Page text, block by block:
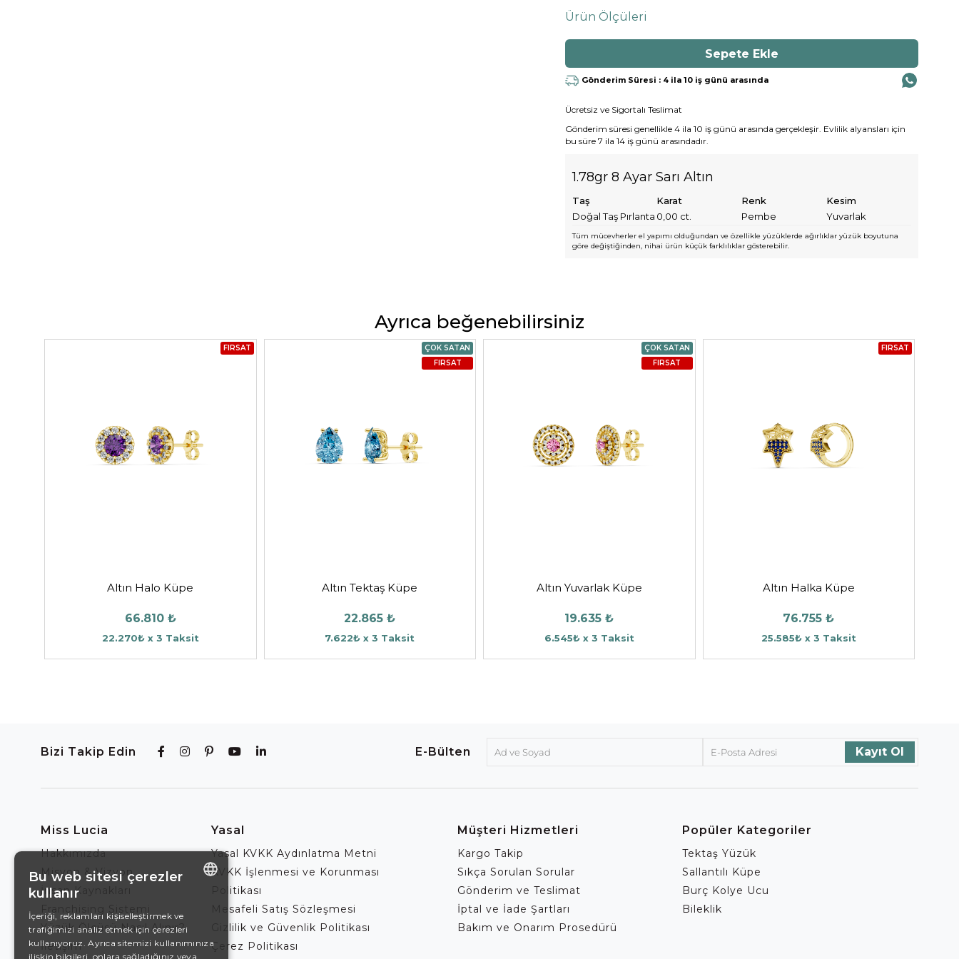
Ürün Ölçüleri
Gönderim Süresi : 4 ila 10 iş günü arasında
Ücretsiz ve Sigortalı Teslimat
Gönderim süresi genellikle 4 ila 10 iş günü arasında gerçekleşir. Evlilik alyansları için
bu süre 7 ila 14 iş günü arasındadır.
1.78gr 8 Ayar Sarı Altın
Taş Karat Renk
Kesim
Doğal Taş Pırlanta 0,00 ct. Pembe Yuvarlak
Tüm mücevherler el yapımı olduğundan ve özellikle yüzüklerde ağırlıklar yüzük boyutuna
göre değiştiğinden, nihai ürün küçük farklılıklar gösterebilir.
Ayrıca beğenebilirsiniz
FIRSAT
Altın Halo Küpe
66.810 ₺
22.270₺ x 3 Taksit
ÇOK SATAN
FIRSAT
Altın Tektaş Küpe
22.865 ₺
7.622₺ x 3 Taksit
ÇOK SATAN
FIRSAT
Altın Yuvarlak Küpe
19.635 ₺
6.545₺ x 3 Taksit
FIRSAT
Altın Halka Küpe
76.755 ₺
25.585₺ x 3 Taksit
Bizi Takip Edin E-Bülten
Miss Lucia
Hakkımızda
Misyon & Vizyon
İnsan Kaynakları
Yüzük Ölçüsü Nasıl Alınır?
İletişim
Yasal
Yasal KVKK Aydınlatma Metni
KVKK İşlenmesi ve Korunması
Politikası
Mesafeli Satış Sözleşmesi
Gizlilik ve Güvenlik Politikası
Çerez Politikası
Müşteri Hizmetleri
Kargo Takip
Sıkça Sorulan Sorular
Gönderim ve Teslimat
İptal ve İade Şartları
Bakım ve Onarım Prosedürü
Popüler Kategoriler
Tektaş Yüzük
Sallantılı Küpe
Burç Kolye Ucu
Bileklik
DE
EN
Bu web sitesi çerezler
kullanır
İçeriği, reklamları kişiselleştirmek ve
trafiğimizi analiz etmek için çerezleri
kullanıyoruz. Ayrıca sitemizi kullanımınıza
ilişkin bilgileri, onlara sağladığınız veya